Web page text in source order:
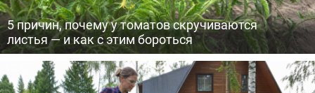
5 причин, почему у томатов скручиваются
листья — и как с этим бороться